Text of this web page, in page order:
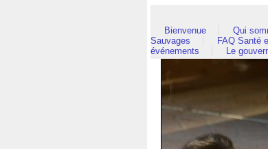
Bienvenue Qui
Sauvages
FAQ Santé
événements
Le